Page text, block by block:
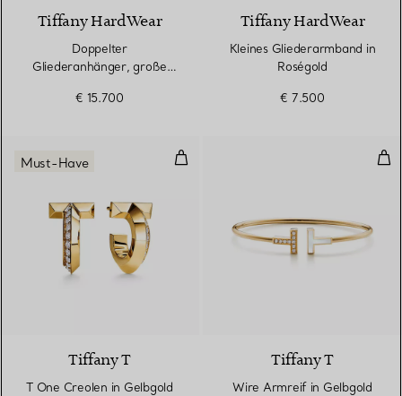
Tiffany HardWear
Doppelter
Gliederanhänger, große
Pavé-Diamanten
€ 15.700
Tiffany HardWear
Kleines Gliederarmband in
Roségold
€ 7.500
T One Creolen in Gelbgold mit
Must-Have
Tiffany T
T One Creolen in Gelbgold
Tiffany T
Wire Armreif in Gelbgold